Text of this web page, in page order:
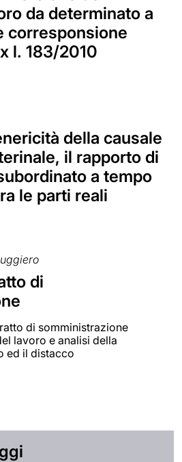
da determinato a
corresponsione
l. 183/2010
della causale
il rapporto di
a tempo
le parti reali
di
di somministrazione
lavoro e analisi della
ed il distacco